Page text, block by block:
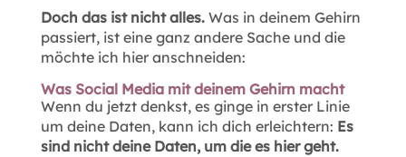
Doch das ist nicht alles.Was in deinem Gehirn
passiert, ist eine ganz andere Sache und die
möchte ich hier anschneiden:
Was Social Media mit deinem Gehirn macht
Wenn du jetzt denkst, es ginge in erster Linie
um deine Daten, kann ich dich erleichtern: Es
sind nicht deine Daten, um die es hier geht.